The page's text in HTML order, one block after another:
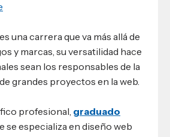
una carrera que va más allá de
y marcas, su versatilidad hace
sean los responsables de la
grandes proyectos en la web.
profesional, graduado
se especializa en diseño web